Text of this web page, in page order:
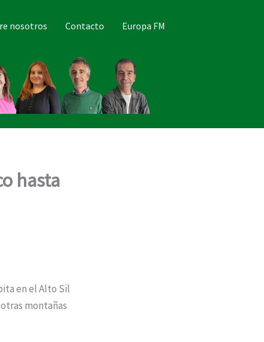
nosotros Contacto Europa FM
hasta
en el Alto Sil
montañas